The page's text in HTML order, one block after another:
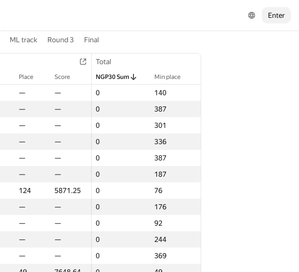
Enter
ML track Round 3 Final
Total
Place Score NGP30 Sum Min place
— — 0
140
— — 0
387
— — 0
301
— — 0
336
— — 0
387
— — 0
187
124 5871.25 0
76
— — 0
176
— — 0
92
— — 0
244
— — 0
369